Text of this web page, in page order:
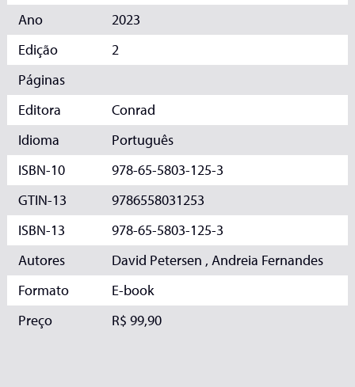
Ano
2023
Edição
2
Páginas
Editora
Conrad
Idioma
Português
ISBN-10
978-65-5803-125-3
GTIN-13
9786558031253
ISBN-13
978-65-5803-125-3
Autores
David Petersen , Andreia Fernandes
Formato
E-book
Preço
R$ 99,90